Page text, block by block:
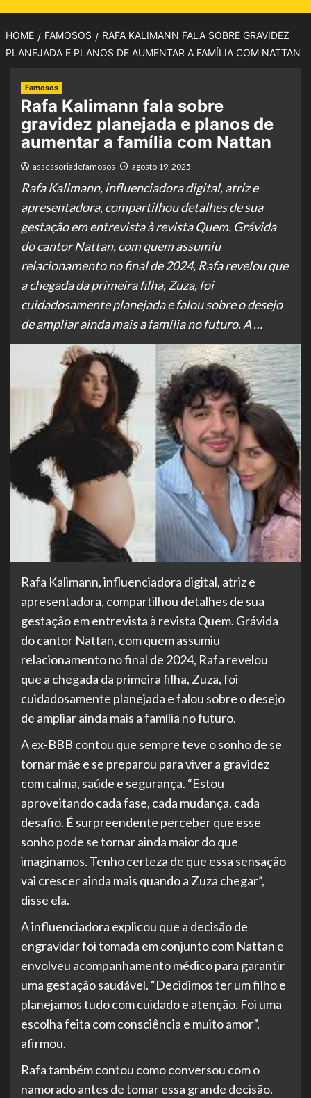
HOME FAMOSOS
RAFA KALIMANN FALA SOBRE GRAVIDEZ
PLANEJADA E PLANOS DE AUMENTAR A FAMÍLIA COM NATTAN
Famosos
Rafa Kalimann fala sobre
gravidez planejada e planos de
aumentar a família com Nattan
assessoriadefamosos agosto 19, 2025
Rafa Kalimann, influenciadora digital, atriz e
apresentadora, compartilhou detalhes de sua
gestação em entrevista à revista Quem. Grávida
do cantor Nattan, com quem assumiu
relacionamento no final de 2024, Rafa revelou que
a chegada da primeira filha, Zuza, foi
cuidadosamente planejada e falou sobre o desejo
de ampliar ainda mais a família no futuro. A …
Rafa Kalimann, influenciadora digital, atriz e
apresentadora, compartilhou detalhes de sua
gestação em entrevista à revista Quem. Grávida
do cantor Nattan, com quem assumiu
relacionamento no final de 2024, Rafa revelou
que a chegada da primeira filha, Zuza, foi
cuidadosamente planejada e falou sobre o desejo
de ampliar ainda mais a família no futuro.
A ex-BBB contou que sempre teve o sonho de se
tornar mãe e se preparou para viver a gravidez
com calma, saúde e segurança. “Estou
aproveitando cada fase, cada mudança, cada
desafio. É surpreendente perceber que esse
sonho pode se tornar ainda maior do que
imaginamos. Tenho certeza de que essa sensação
vai crescer ainda mais quando a Zuza chegar”,
disse ela.
A influenciadora explicou que a decisão de
engravidar foi tomada em conjunto com Nattan e
envolveu acompanhamento médico para garantir
uma gestação saudável. “Decidimos ter um filho e
planejamos tudo com cuidado e atenção. Foi uma
escolha feita com consciência e muito amor”,
afirmou.
Rafa também contou como conversou com o
namorado antes de tomar essa grande decisão.